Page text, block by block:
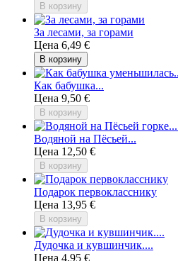
В корзину
За лесами, за горами
Цена 6,49 €
В корзину
Как бабушка...
Цена 9,50 €
В корзину
Водяной на Пёсьей...
Цена 12,50 €
В корзину
Подарок первокласснику
Цена 13,95 €
В корзину
Дудочка и кувшинчик....
Цена 4,95 €